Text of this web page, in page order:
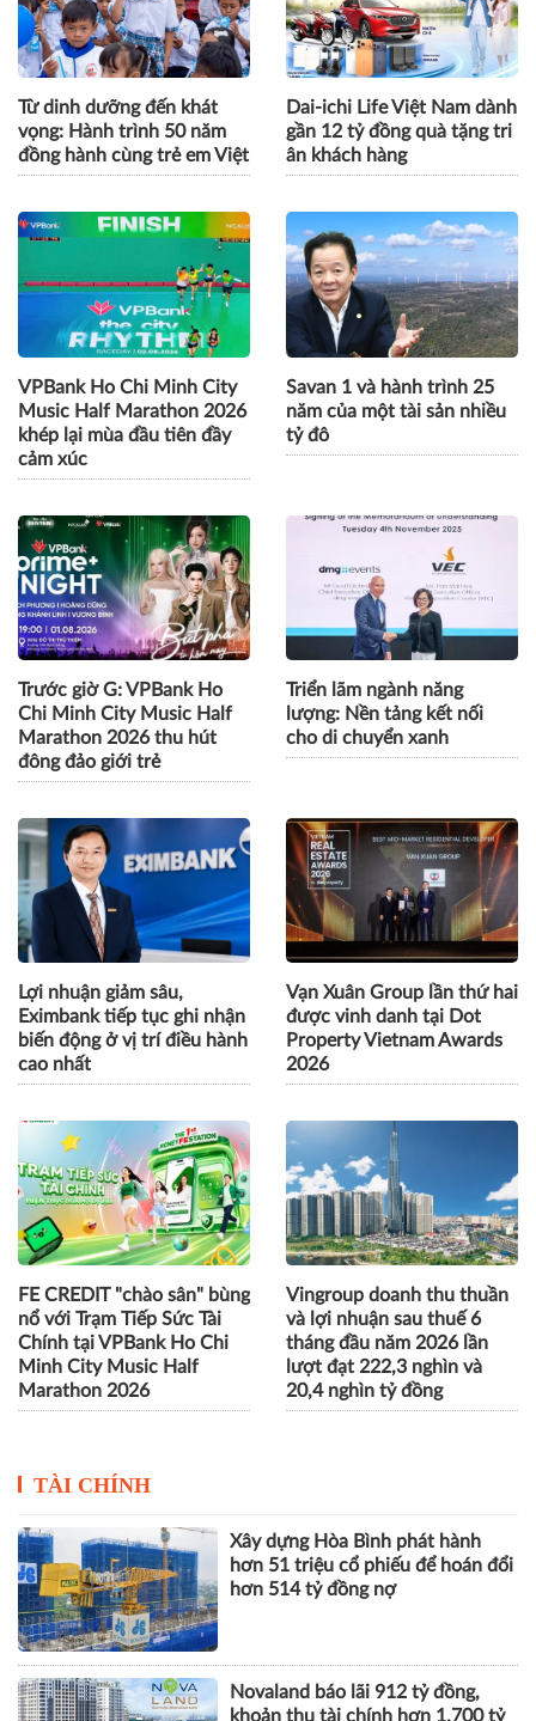
Từ dinh dưỡng đến khát
vọng: Hành trình 50 năm
đồng hành cùng trẻ em Việt
Dai-ichi Life Việt Nam dành
gần 12 tỷ đồng quà tặng tri
ân khách hàng
VPBank Ho Chi Minh City
Music Half Marathon 2026
khép lại mùa đầu tiên đầy
cảm xúc
Savan 1 và hành trình 25
năm của một tài sản nhiều
tỷ đô
Trước giờ G: VPBank Ho
Chi Minh City Music Half
Marathon 2026 thu hút
đông đảo giới trẻ
Triển lãm ngành năng
lượng: Nền tảng kết nối
cho di chuyển xanh
Lợi nhuận giảm sâu,
Eximbank tiếp tục ghi nhận
biến động ở vị trí điều hành
cao nhất
Vạn Xuân Group lần thứ hai
được vinh danh tại Dot
Property Vietnam Awards
2026
FE CREDIT "chào sân" bùng
nổ với Trạm Tiếp Sức Tài
Chính tại VPBank Ho Chi
Minh City Music Half
Marathon 2026
Vingroup doanh thu thuần
và lợi nhuận sau thuế 6
tháng đầu năm 2026 lần
lượt đạt 222,3 nghìn và
20,4 nghìn tỷ đồng
TÀI CHÍNH
Xây dựng Hòa Bình phát hành
hơn 51 triệu cổ phiếu để hoán đổi
hơn 514 tỷ đồng nợ
Novaland báo lãi 912 tỷ đồng,
khoản thu tài chính hơn 1.700 tỷ